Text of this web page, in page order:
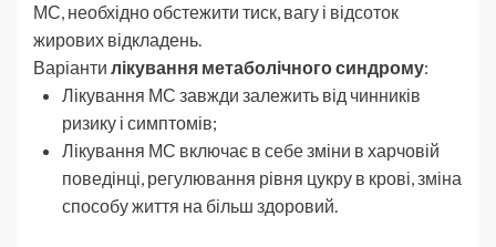
МС, необхідно обстежити тиск, вагу і відсоток
жирових відкладень.
Варіанти лікування метаболічного синдрому:
Лікування МС завжди залежить від чинників
ризику і симптомів;
Лікування МС включає в себе зміни в харчовій
поведінці, регулювання рівня цукру в крові, зміна
способу життя на більш здоровий.